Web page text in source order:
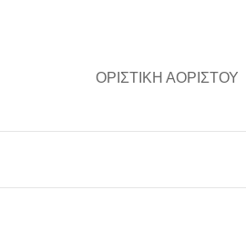
ΟΡΙΣΤΙΚΗ ΑΟΡΙΣΤΟΥ